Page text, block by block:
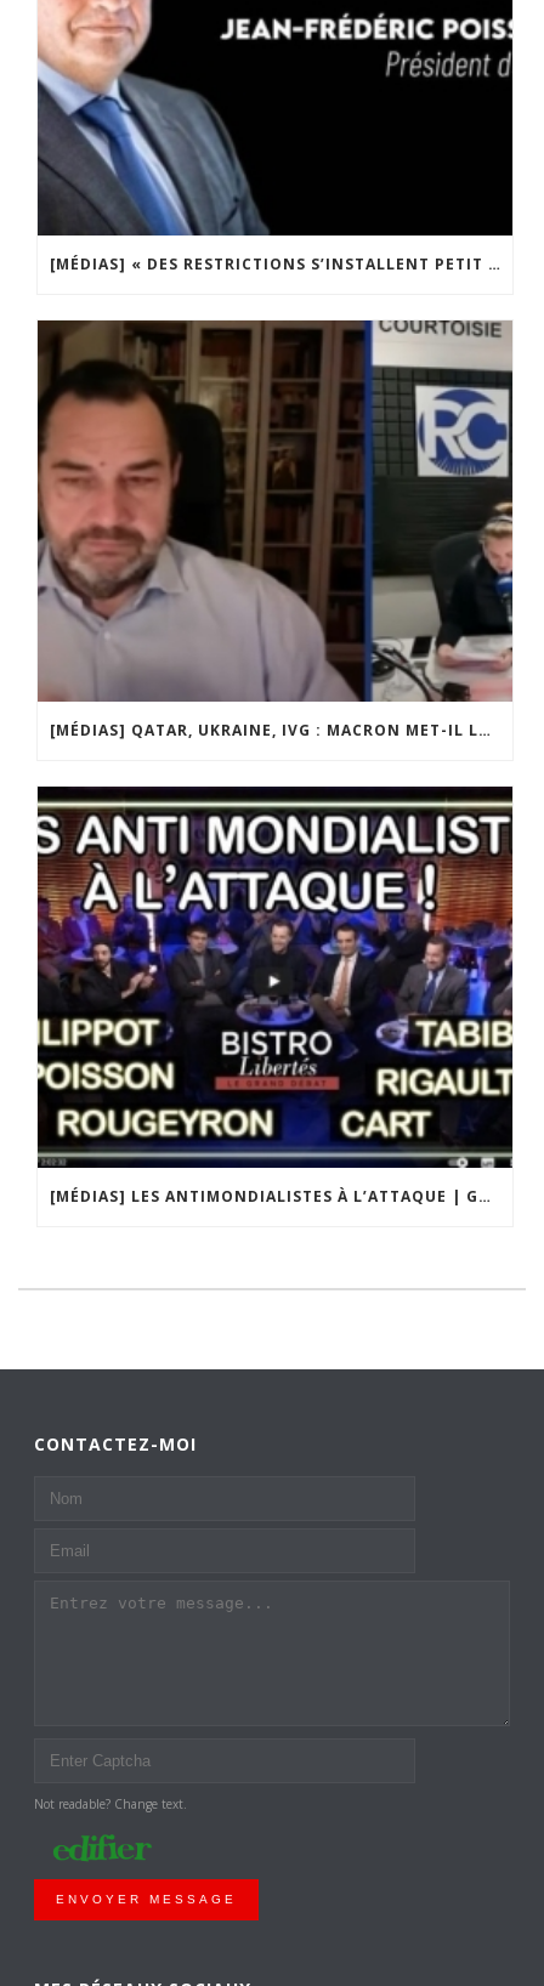
[MÉDIAS] « DES RESTRICTIONS S’INSTALLENT PETIT À PETIT DANS NOTRE PAYS » ENTRETIEN AVEC BOULEVARD VOLTAIRE
[MÉDIAS] QATAR, UKRAINE, IVG : MACRON MET-IL LA FRANCE EN DANGER ? JF POISSON INVITÉ DE LIGNE DROITE SUR RADIO COURTOISIE
[MÉDIAS] LES ANTIMONDIALISTES À L’ATTAQUE | GRAND DÉBAT DE BRISTO LIBERTÉS
CONTACTEZ-MOI
Not readable? Change text.
ENVOYER MESSAGE